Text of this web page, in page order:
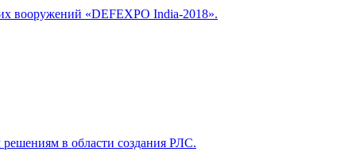
вооружений «DEFEXPO India-2018».
в области создания РЛС.